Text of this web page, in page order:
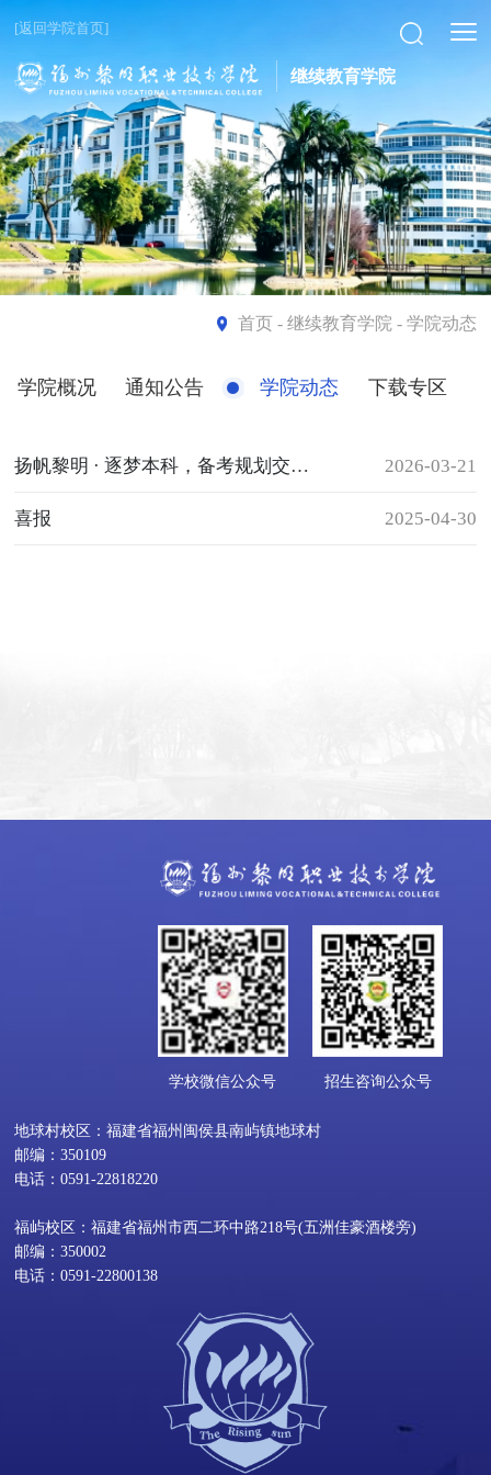
[返回学院首页]
继续教育学院
首页- 继续教育学院 - 学院动态
学院概况 通知公告 学院动态 下载专区
扬帆黎明 · 逐梦本科，备考规划交流分享会首场在经管系举行 2026-03-21
喜报 2025-04-30
学校微信公众号 招生咨询公众号
地球村校区：福建省福州闽侯县南屿镇地球村
邮编：350109
电话：0591-22818220
福屿校区：福建省福州市西二环中路218号(五洲佳豪酒楼旁)
邮编：350002
电话：0591-22800138